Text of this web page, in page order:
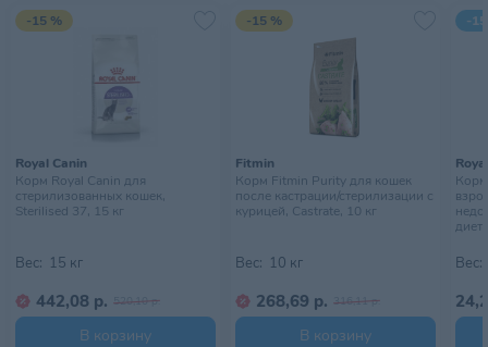
-15 %
Royal Canin
Корм Royal Canin для
стерилизованных кошек,
Sterilised 37, 15 кг
Вес: 15 кг
442,08 р. 520,10 р.
В корзину
-15 %
Fitmin
Корм Fitmin Purity для кошек
после кастрации/стерилизации с
курицей, Castrate, 10 кг
Вес: 10 кг
268,69 р. 316,11 р.
В корзину
-
Вес: